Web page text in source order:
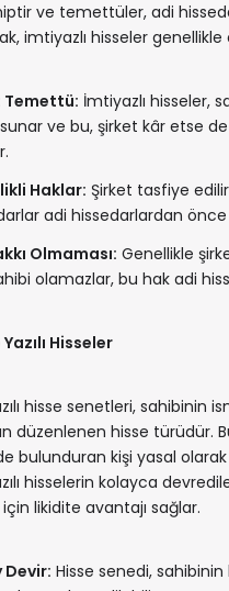
ve temettüler, adi
imtiyazlı hisseler genellikle
Temettü: İmtiyazlı hisseler,
sunar ve bu, şirket kâr etse
Haklar: Şirket tasfiye
adi hissedarlardan önce
Olmaması: Genellikle
olamazlar, bu hak adi
Hisseler
hisse senetleri, sahibinin
düzenlenen hisse türüdür.
bulunduran kişi yasal
hisselerin kolayca
için likidite avantajı sağlar.
Devir: Hisse senedi,